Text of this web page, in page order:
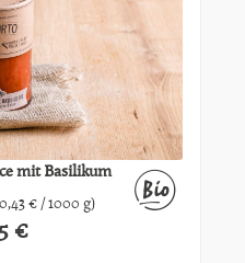
mit Basilikum
€ / 1000 g)
Preis:
€